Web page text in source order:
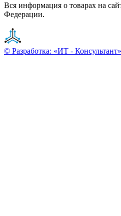
Вся информация о товарах на
Федерации.
© Разработка: «ИТ - Консультант»